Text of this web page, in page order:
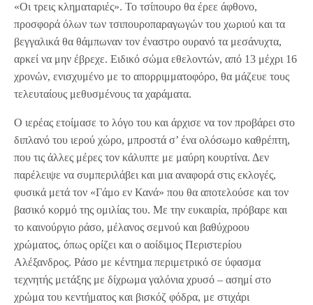
«Οι τρεις κληματαριές». Το τσίπουρο θα έρεε άφθονο,
προσφορά όλων των τσιπουροπαραγωγών του χωριού και τα
βεγγαλικά θα θάμπωναν τον έναστρο ουρανό τα μεσάνυχτα,
αρκεί να μην έβρεχε. Ειδικό σώμα εθελοντών, από 13 μέχρι 16
χρονών, ενισχυμένο με το απορριμματοφόρο, θα μάζευε τους
τελευταίους μεθυσμένους τα χαράματα.
Ο ιερέας ετοίμασε το λόγο του και άρχισε να τον προβάρει στο
διπλανό του ιερού χώρο, μπροστά σ’ ένα ολόσωμο καθρέπτη,
που τις άλλες μέρες τον κάλυπτε με μαύρη κουρτίνα. Δεν
παρέλειψε να συμπεριλάβει και μια αναφορά στις εκλογές,
φυσικά μετά τον «Γάμο εν Κανά» που θα αποτελούσε και τον
βασικό κορμό της ομιλίας του. Με την ευκαιρία, πρόβαρε και
το καινούργιο ράσο, μέλανος σεμνού και βαθύχροου
χρώματος, όπως ορίζει και ο αοίδιμος Περιστερίου
Αλέξανδρος. Ράσο με κέντημα περιμετρικό σε ύφασμα
τεχνητής μετάξης με δίχρωμα γαλόνια χρυσό – ασημί στο
χρώμα του κεντήματος και βισκόζ φόδρα, με στιχάρι